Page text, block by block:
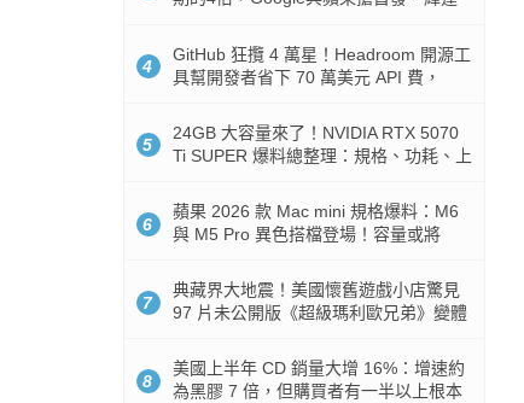
4
GitHub 狂攬 4 萬星！Headroom 開源工
具幫開發者省下 70 萬美元 API 費，
5
24GB 大容量來了！NVIDIA RTX 5070
Ti SUPER 爆料總整理：規格、功耗、上
6
蘋果 2026 款 Mac mini 規格爆料：M6
與 M5 Pro 異色搭檔登場！容量或將
7
典藏界大地震！美國懷舊遊戲小店驚見
97 片未公開版《超級瑪利歐兄弟》變體
8
美國上半年 CD 銷量大增 16%：增速約
為黑膠 7 倍，但購買者有一半以上根本